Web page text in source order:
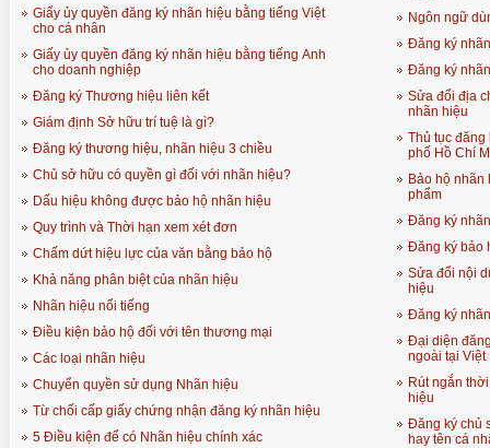
Giấy ủy quyền đăng ký nhãn hiệu bằng tiếng Việt
cho cá nhân
Giấy ủy quyền đăng ký nhãn hiệu bằng tiếng Anh
cho doanh nghiệp
Đăng ký Thương hiệu liên kết
Giám định Sở hữu trí tuệ là gì?
Đăng ký thương hiệu, nhãn hiệu 3 chiều
Chủ sở hữu có quyền gì đối với nhãn hiệu?
Dấu hiệu không được bảo hộ nhãn hiệu
Quy trình và Thời hạn xem xét đơn
Chấm dứt hiệu lực của văn bằng bảo hộ
Khả năng phân biệt của nhãn hiệu
Nhãn hiệu nổi tiếng
Điều kiện bảo hộ đối với tên thương mại
Các loại nhãn hiệu
Chuyển quyền sử dụng Nhãn hiệu
Từ chối cấp giấy chứng nhận đăng ký nhãn hiệu
5 Điều kiện để có Nhãn hiệu chính xác
Ngôn ngữ
Đăng ký
Đăng ký
Sửa đổi địa
nhãn hiệu
Thủ tục đăng
phố Hồ Chí
Bảo hộ nhãn
phẩm
Đăng ký
Đăng ký bảo
Sửa đổi nội
hiệu
Đăng ký
Đại diện
ngoài tại Việt
Rút ngắn
hiệu
Đăng ký chủ
hay tên cá